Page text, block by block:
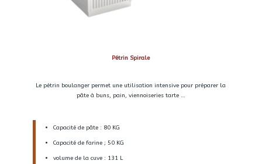
Pétrin Spirale
Le pétrin boulanger permet une utilisation intensive pour préparer la
pâte à buns, pain, viennoiseries tarte …
Capacité de pâte : 80 KG
Capacité de farine ; 50 KG
volume de la cuve : 131 L